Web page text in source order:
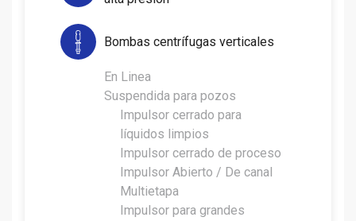
Bombas centrífugas verticales
En Linea
Suspendida para pozos
Impulsor cerrado para
líquidos limpios
Impulsor cerrado de proceso
Impulsor Abierto / De canal
Multietapa
Impulsor para grandes